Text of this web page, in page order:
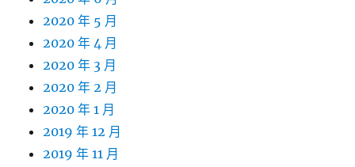
2020 年 5 月
2020 年 4 月
2020 年 3 月
2020 年 2 月
2020 年 1 月
2019 年 12 月
2019 年 11 月